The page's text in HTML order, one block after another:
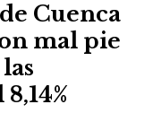
Cuenca
mal pie